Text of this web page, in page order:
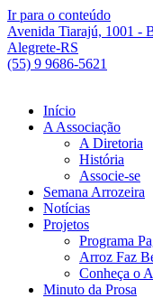
Ir para o conteúdo
Avenida Tiarajú, 1001 -
Alegrete-RS
(55) 9 9686-5621
Início
A Associação
A Diretoria
História
Associe-se
Semana Arrozeira
Notícias
Projetos
Programa
Arroz Faz
Conheça o
Minuto da Prosa